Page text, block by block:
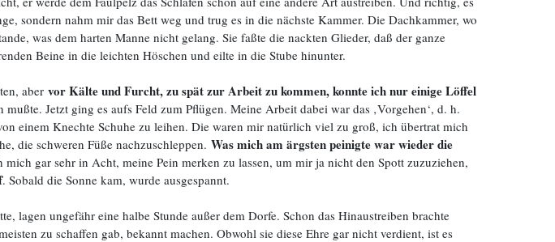
sondern nahm mir das Bett weg und trug es in die nächste Kammer. Die Dachkammer, wo
was dem harten Manne nicht gelang. Sie faßte die nackten Glieder, daß der ganze
Beine in die leichten Höschen und eilte in die Stube hinunter.
aber vor Kälte und Furcht, zu spät zur Arbeit zu kommen, konnte ich nur einige Löffel
Jetzt ging es aufs Feld zum Pflügen. Meine Arbeit dabei war das ‚Vorgehen‘, d. h.
einem Knechte Schuhe zu leihen. Die waren mir natürlich viel zu groß, ich übertrat mich
die schweren Füße nachzuschleppen. Was mich am ärgsten peinigte war wieder die
gar sehr in Acht, meine Pein merken zu lassen, um mir ja nicht den Spott zuzuziehen,
. Sobald die Sonne kam, wurde ausgespannt.
lagen ungefähr eine halbe Stunde außer dem Dorfe. Schon das Hinaustreiben brachte
zu schaffen gab, bekannt machen. Obwohl sie diese Ehre gar nicht verdient, ist es